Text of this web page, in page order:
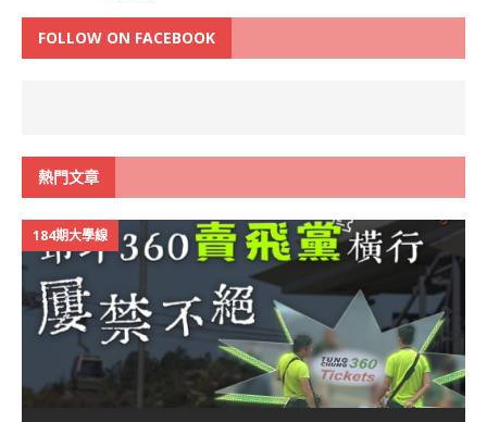
FOLLOW ON FACEBOOK
熱門文章
184期大學線